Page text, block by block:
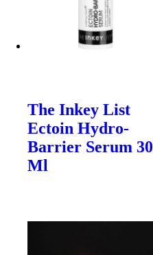
The Inkey List
Ectoin Hydro-
Barrier Serum 30
Ml